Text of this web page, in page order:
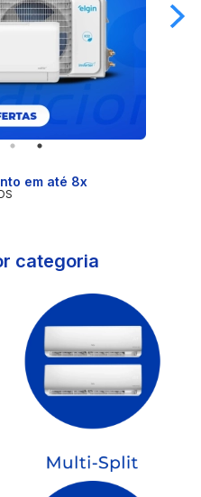
até 8x
categoria